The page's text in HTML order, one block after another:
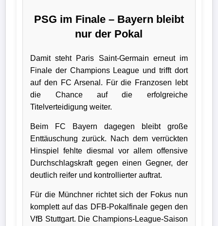
PSG im Finale – Bayern bleibt
nur der Pokal
Damit steht Paris Saint-Germain erneut im
Finale der Champions League und trifft dort
auf den FC Arsenal. Für die Franzosen lebt
die Chance auf die erfolgreiche
Titelverteidigung weiter.
Beim FC Bayern dagegen bleibt große
Enttäuschung zurück. Nach dem verrückten
Hinspiel fehlte diesmal vor allem offensive
Durchschlagskraft gegen einen Gegner, der
deutlich reifer und kontrollierter auftrat.
Für die Münchner richtet sich der Fokus nun
komplett auf das DFB-Pokalfinale gegen den
VfB Stuttgart. Die Champions-League-Saison